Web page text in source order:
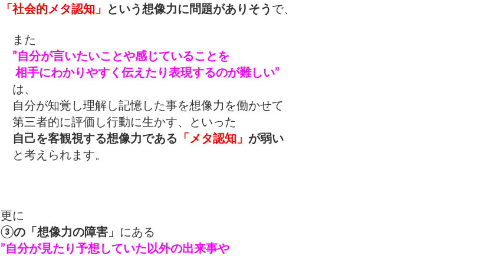
「社会的メタ認知」
という想像力 に問題がありそう で、
また
”自分が言いたいことや感じていることを
相手にわかりやすく伝えたり表現するのが難しい”
は、
自分が知覚し理解し記憶した事を想像力を働かせて
第三者的に評価し行動に生かす、といった
自己を客観視する想像力である 「メタ認知」 が弱い
と考えられます。
更に
③の「想像力の障害」 にある
”自分が見たり予想していた以外の出来事や